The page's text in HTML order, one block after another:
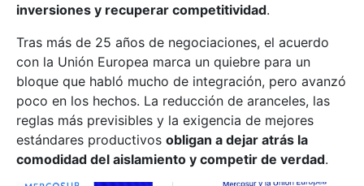
inversiones y recuperar competitividad.
Tras más de 25 años de negociaciones, el acuerdo
con la Unión Europea marca un quiebre para un
bloque que habló mucho de integración, pero avanzó
poco en los hechos. La reducción de aranceles, las
reglas más previsibles y la exigencia de mejores
estándares productivos obligan a dejar atrás la
comodidad del aislamiento y competir de verdad.